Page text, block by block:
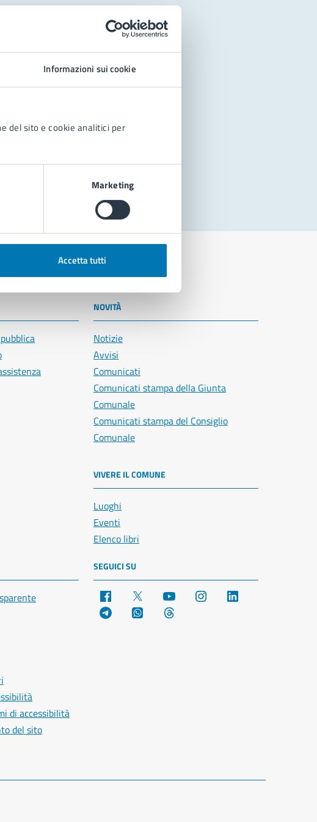
Informazioni sui cookie
del sito e cookie analitici per
Marketing
Accetta tutti
NOVITÀ
Notizie
Avvisi
Comunicati
Comunicati stampa della Giunta
Comunale
Comunicati stampa del Consiglio
Comunale
VIVERE IL COMUNE
Luoghi
Eventi
Elenco libri
di accessibilità
del sito
SEGUICI SU
Facebook YouTube Instagram
Telegram WhatsApp